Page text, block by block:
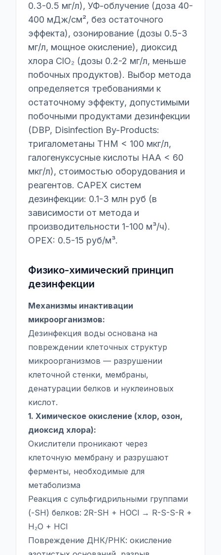
0.3-0.5 мг/л), УФ-облучение (доза 40-
400 мДж/см², без остаточного
эффекта), озонирование (дозы 0.5-3
мг/л, мощное окисление), диоксид
хлора ClO₂ (дозы 0.2-2 мг/л, меньше
побочных продуктов). Выбор метода
определяется требованиями к
остаточному эффекту, допустимыми
побочными продуктами дезинфекции
(DBP, Disinfection By-Products:
тригалометаны THM < 100 мкг/л,
галогенуксусные кислоты HAA < 60
мкг/л), стоимостью оборудования и
реагентов. CAPEX систем
дезинфекции: 0.1-3 млн руб (в
зависимости от метода и
производительности 1-100 м³/ч).
OPEX: 0.5-15 руб/м³.
Физико-химический принцип
дезинфекции
Механизмы инактивации
микроорганизмов:
Дезинфекция воды основана на
повреждении клеточных структур
микроорганизмов — разрушении
клеточной стенки, мембраны,
денатурации белков и нуклеиновых
кислот.
1. Химическое окисление (хлор, озон,
диоксид хлора):
Окислители проникают через
клеточную мембрану и разрушают
ферменты, необходимые для
метаболизма
Реакция с сульфгидрильными группами
(-SH) белков: 2R-SH + HOCl → R-S-S-R +
H₂O + HCl
Повреждение ДНК/РНК: окисление